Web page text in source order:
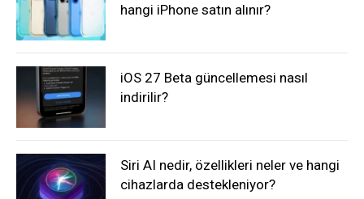
hangi iPhone satın alınır?
iOS 27 Beta güncellemesi nasıl
indirilir?
Siri AI nedir, özellikleri neler ve hangi
cihazlarda destekleniyor?